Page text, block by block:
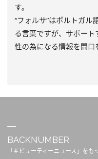
す。
“フォルサ”はポルトガル
る言葉ですが、サポー
性の為になる情報を間口
BACKNUMBER
「＃ビューティーニュース」をも